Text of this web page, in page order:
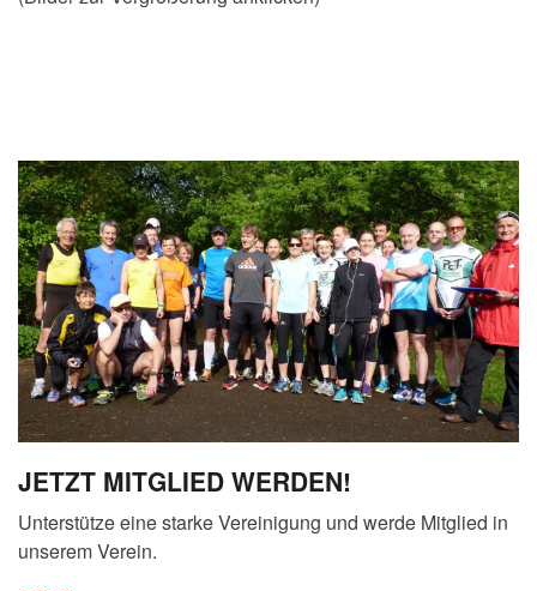
JETZT MITGLIED WERDEN!
Unterstütze eine starke Vereinigung und werde Mitglied in
unserem Verein.